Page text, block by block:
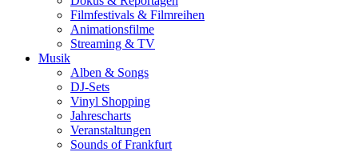
Filmfestivals & Filmreihen
Animationsfilme
Streaming & TV
Musik
Alben & Songs
DJ-Sets
Vinyl Shopping
Jahrescharts
Veranstaltungen
Sounds of Frankfurt